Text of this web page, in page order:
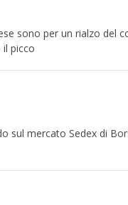
sono per un rialzo del
il picco
sul mercato Sedex di